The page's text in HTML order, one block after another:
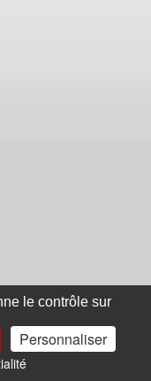
le contrôle sur
Personnaliser